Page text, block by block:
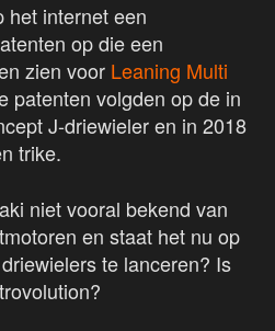
het internet een
op die een
zien voor Leaning Multi
patenten volgden op de in
J-driewieler en in 2018
trike.
niet vooral bekend van
en staat het nu op
te lanceren? Is